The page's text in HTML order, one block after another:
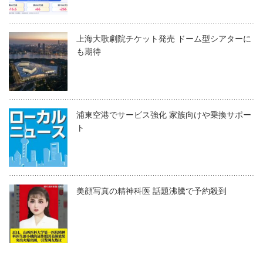
上海大歌劇院チケット発売 ドーム型シアターに
も期待
浦東空港でサービス強化 家族向けや乗換サポー
ト
美顔写真の精神科医 話題沸騰で予約殺到